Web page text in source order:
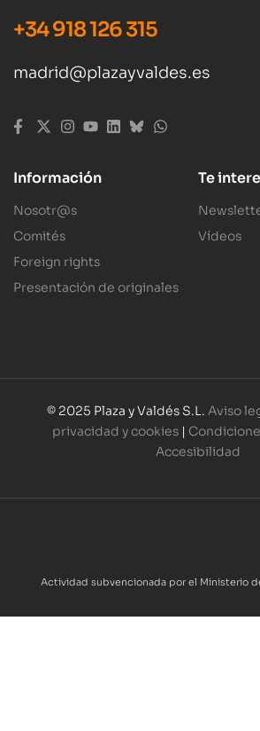
+34 918 126 315
madrid@plazayvaldes.es
Información
Nosotr@s
Comités
Foreign rights
Presentación de originales
Te
Vídeos
© 2025 Plaza y Valdés S.L. Aviso
privacidad y cookies |
Accesibilidad
Actividad subvencionada por el Ministerio